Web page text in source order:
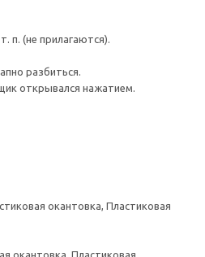
п. (не прилагаются).
разбиться.
открывался нажатием.
окантовка, Пластиковая
окантовка, Пластиковая